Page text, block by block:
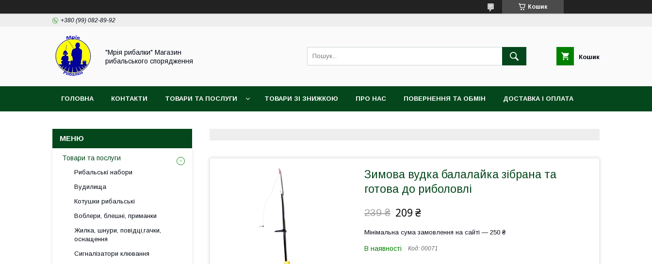
Кошик
+380 (99) 082-89-92
"Мрія рибалки" Магазин
рибальського спорядження
Кошик
ГОЛОВНА КОНТАКТИ ТОВАРИ ТА ПОСЛУГИ ТОВАРИ ЗІ ЗНИЖКОЮ ПРО НАС ПОВЕРНЕННЯ ТА ОБМІН ДОСТАВКА І ОПЛАТА
Зимова вудка балалайка зібрана та
готова до риболовлі
239 ₴ 209 ₴
Мінімальна сума замовлення на сайті — 250 ₴
В наявності Код: 00071
Товари та послуги
Рибальські набори
Вудилища
Котушки рибальські
Воблери, блешні, приманки
Жилка, шнури, повідці,гачки,
оснащення
Сигналізатори клювання